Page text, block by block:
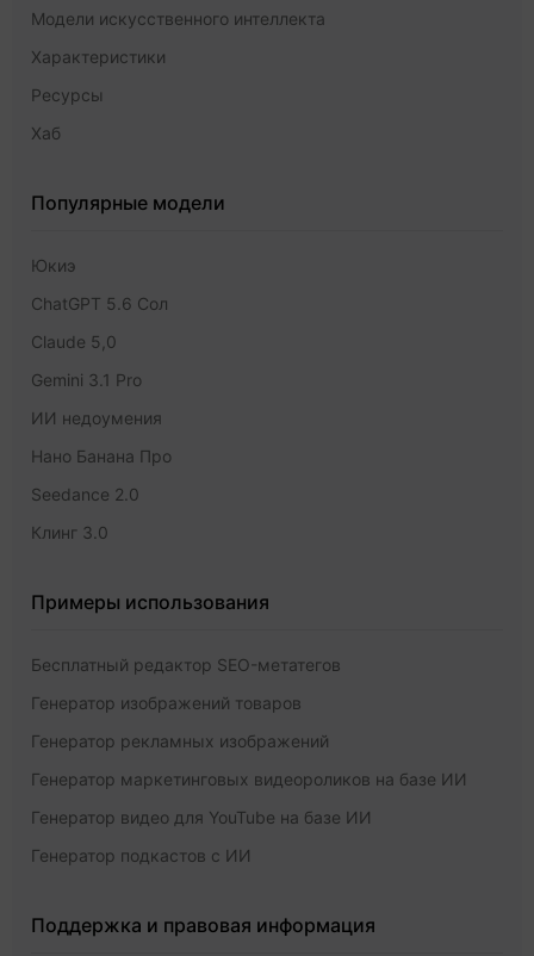
Модели искусственного интеллекта
Характеристики
Ресурсы
Хаб
Популярные модели
Юкиэ
ChatGPT 5.6 Сол
Claude 5,0
Gemini 3.1 Pro
ИИ недоумения
Нано Банана Про
Seedance 2.0
Клинг 3.0
Примеры использования
Бесплатный редактор SEO-метатегов
Генератор изображений товаров
Генератор рекламных изображений
Генератор маркетинговых видеороликов на базе ИИ
Генератор видео для YouTube на базе ИИ
Генератор подкастов с ИИ
Поддержка и правовая информация